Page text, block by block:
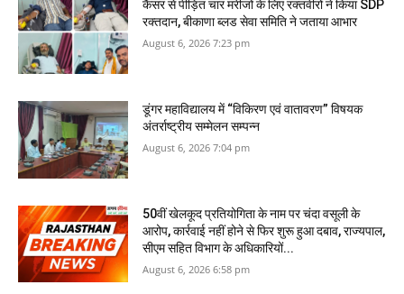
कैंसर से पीड़ित चार मरीजों के लिए रक्तवीरों ने किया SDP
रक्तदान, बीकाणा ब्लड सेवा समिति ने जताया आभार
August 6, 2026 7:23 pm
डूंगर महाविद्यालय में “विकिरण एवं वातावरण” विषयक
अंतर्राष्ट्रीय सम्मेलन सम्पन्न
August 6, 2026 7:04 pm
50वीं खेलकूद प्रतियोगिता के नाम पर चंदा वसूली के
आरोप, कार्रवाई नहीं होने से फिर शुरू हुआ दबाव, राज्यपाल,
सीएम सहित विभाग के अधिकारियों...
August 6, 2026 6:58 pm